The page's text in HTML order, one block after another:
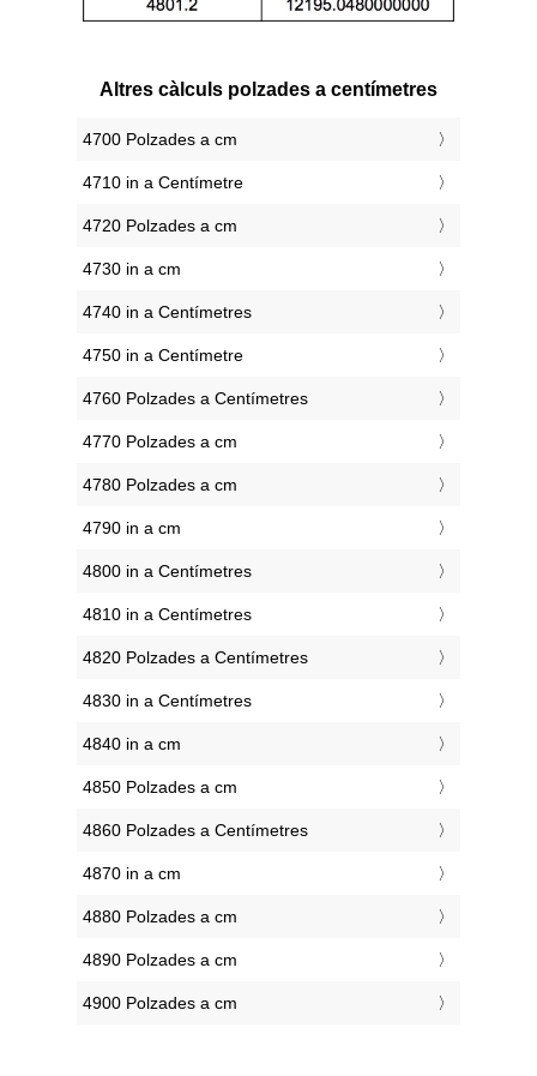
Altres càlculs polzades a centímetres
4700 Polzades a cm
4710 in a Centímetre
4720 Polzades a cm
4730 in a cm
4740 in a Centímetres
4750 in a Centímetre
4760 Polzades a Centímetres
4770 Polzades a cm
4780 Polzades a cm
4790 in a cm
4800 in a Centímetres
4810 in a Centímetres
4820 Polzades a Centímetres
4830 in a Centímetres
4840 in a cm
4850 Polzades a cm
4860 Polzades a Centímetres
4870 in a cm
4880 Polzades a cm
4890 Polzades a cm
4900 Polzades a cm